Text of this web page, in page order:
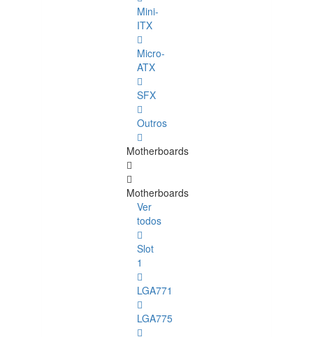
Mini-
ITX
Micro-
ATX
SFX
Outros
Motherboards
Motherboards
Ver
todos
Slot
1
LGA771
LGA775